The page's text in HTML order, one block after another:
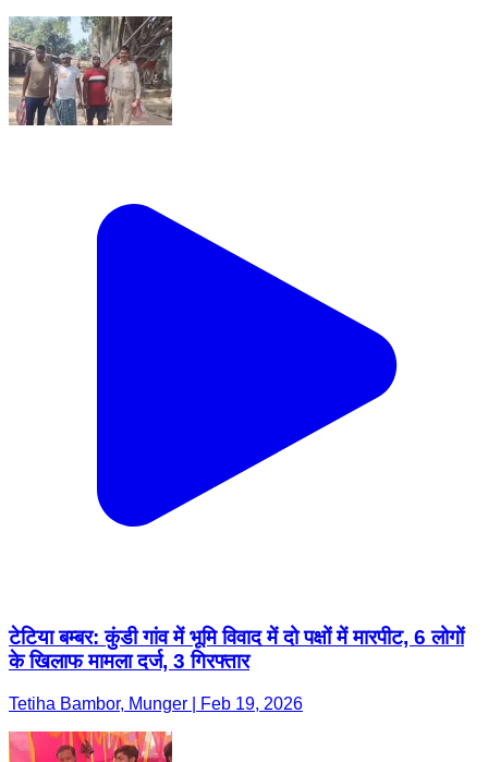
टेटिया बम्बर: कुंडी गांव में भूमि विवाद में दो पक्षों में मारपीट, 6 लोगों
के खिलाफ मामला दर्ज, 3 गिरफ्तार
Tetiha Bambor, Munger | Feb 19, 2026